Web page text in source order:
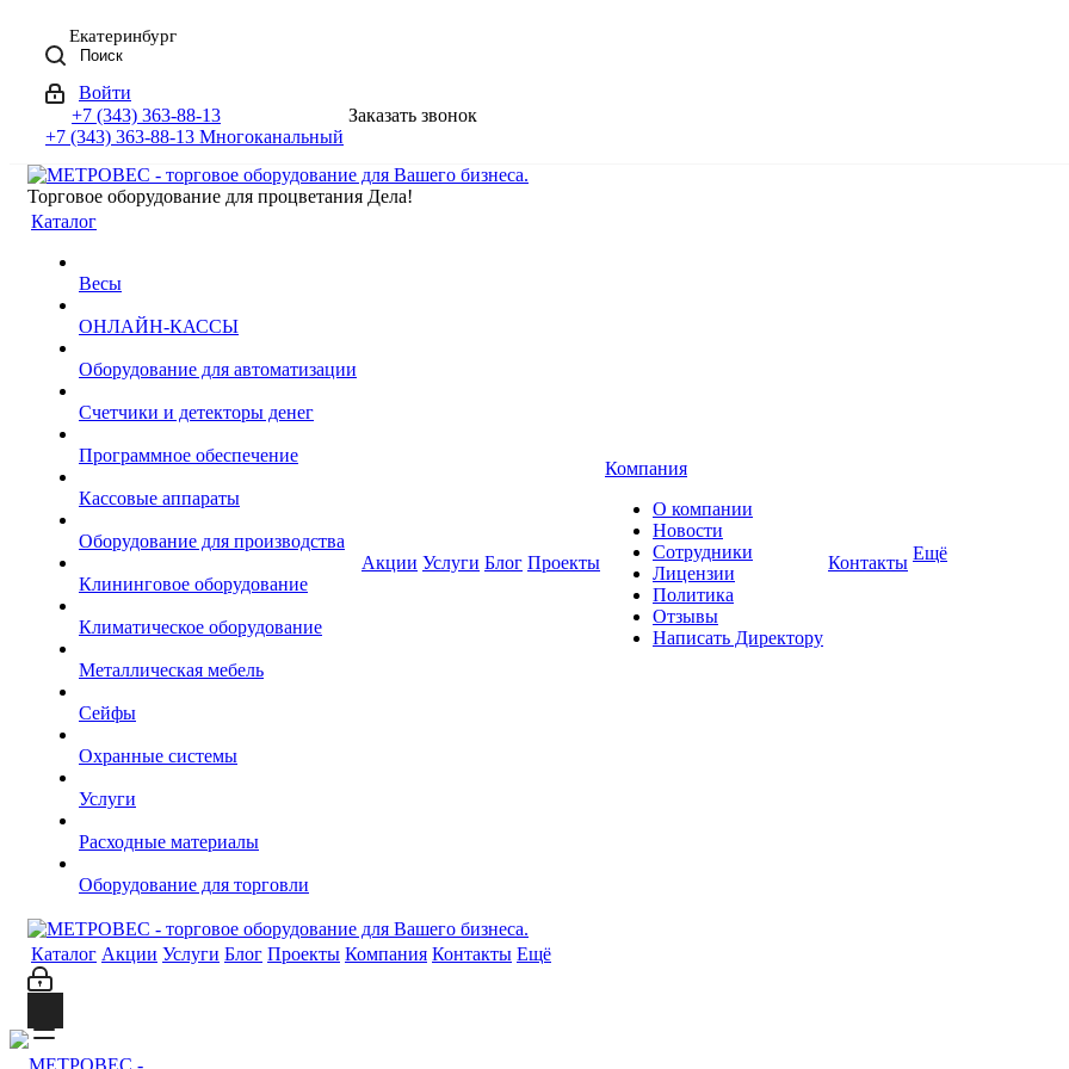
Екатеринбург
Поиск
Войти
+7 (343) 363-88-13
+7 (343) 363-88-13 Многоканальный
Заказать звонок
Торговое оборудование для процветания Дела!
Каталог
Весы
ОНЛАЙН-КАССЫ
Оборудование для автоматизации
Счетчики и детекторы денег
Программное обеспечение
Кассовые аппараты
Оборудование для производства
Клининговое оборудование
Климатическое оборудование
Металлическая мебель
Сейфы
Охранные системы
Услуги
Расходные материалы
Оборудование для торговли
Акции Услуги Блог Проекты
Компания
О компании
Новости
Сотрудники
Лицензии
Политика
Отзывы
Написать Директору
Контакты Ещё
Каталог Акции Услуги Блог Проекты Компания Контакты Ещё